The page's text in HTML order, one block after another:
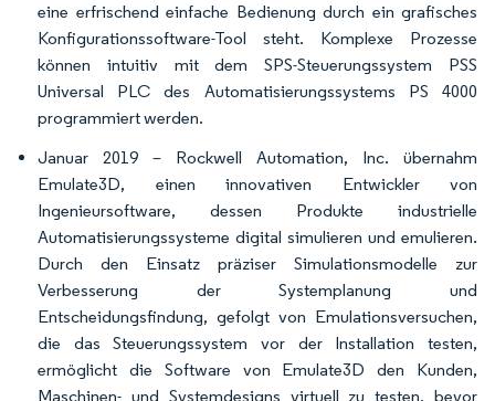
eine erfrischend einfache Bedienung durch ein grafisches
Konfigurationssoftware-Tool steht. Komplexe Prozesse
können intuitiv mit dem SPS-Steuerungssystem PSS
Universal PLC des Automatisierungssystems PS 4000
programmiert werden.
Januar 2019 – Rockwell Automation, Inc. übernahm
Emulate3D, einen innovativen Entwickler von
Ingenieursoftware, dessen Produkte industrielle
Automatisierungssysteme digital simulieren und emulieren.
Durch den Einsatz präziser Simulationsmodelle zur
Verbesserung der Systemplanung und
Entscheidungsfindung, gefolgt von Emulationsversuchen,
die das Steuerungssystem vor der Installation testen,
ermöglicht die Software von Emulate3D den Kunden,
Maschinen- und Systemdesigns virtuell zu testen, bevor